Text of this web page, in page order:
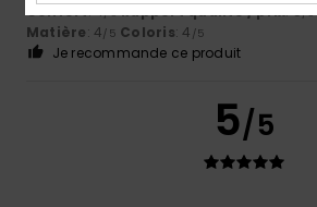
Confort: 4/5 Rapport qualité / prix: 5/5
Matière: 4/5 Coloris: 4 /5
Je recommande ce produit
5/5